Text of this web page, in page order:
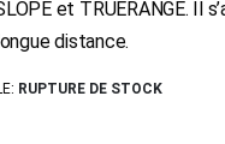
et TRUERANGE. Il
distance.
RUPTURE DE STOCK